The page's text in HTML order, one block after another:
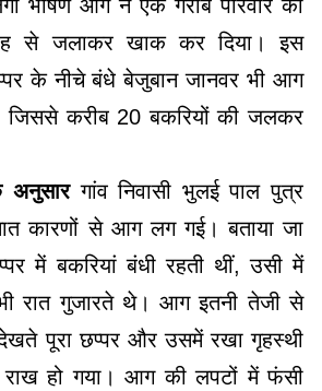
भीषण आग ने एक गरीब परिवार का
से जलाकर खाक कर दिया। इस
के नीचे बंधे बेजुबान जानवर भी आग
करीब 20 बकरियों की जलकर
अनुसारगांव निवासी भुलई पाल पुत्र
कारणों से आग लग गई। बताया जा
में बकरियां बंधी रहती थीं, उसी में
रात गुजारते थे। आग इतनी तेजी से
पूरा छप्पर और उसमें रखा गृहस्थी
हो गया। आग की लपटों में फंसी